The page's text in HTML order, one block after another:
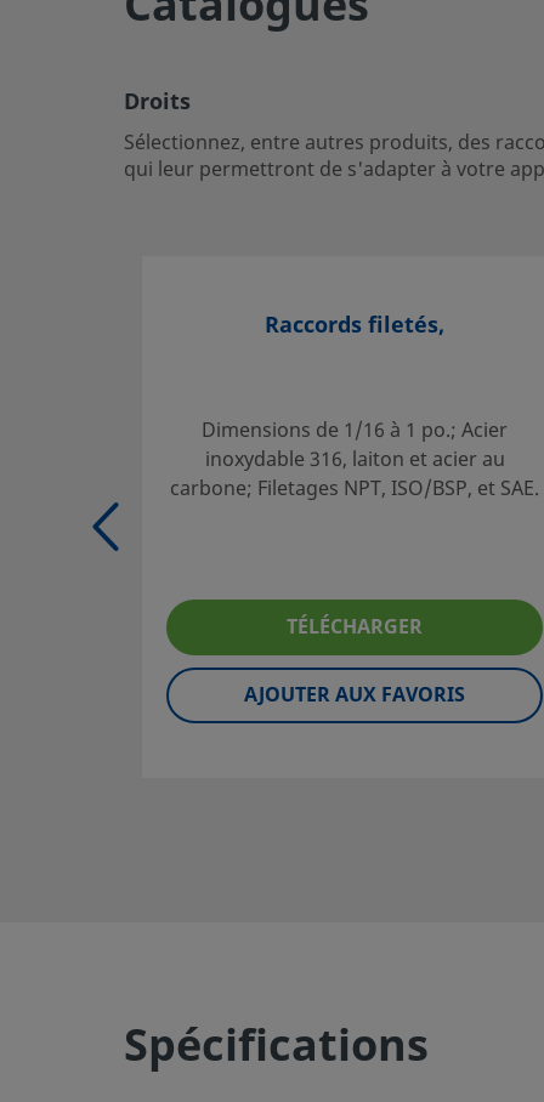
permettront de s'adapter à votre application.
Contact
Les catalogues doivent être lus en entier afin d'assurer
adéquate des produits par le concepteur et l'utilisateur du
Lors de la sélection des produits, l'intégralité de la
système doit être prise en considération pour garantir un
fonctionnement fiable et sans incident. La responsabilité
nominales appropriées, d'une installation, d'un
d'une maintenance corrects incombe au concepteur et à
Droits
Sélectionnez, entre autres produits, des
qui leur permettront de s'adapter à votre
Raccords filetés,
Dimensions de 1/16 à 1 po.; Acier
inoxydable 316, laiton et acier au
carbone; Filetages NPT, ISO/BSP, et SAE.
TÉLÉCHARGER
AJOUTER AUX FAVORIS
Spécifications